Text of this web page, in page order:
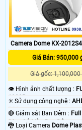
595,000 VNĐ
🆗 Camera IP KBVISION
680,000 VNĐ
Camera kbvisioncó nhiều
hợp vói nhu cầu sử dụng
An Thành Phát luôn mang
vụ tốt nhất, Tham khảo
Camera Dome KX-
Giá Bán: 950,000
Giá gốc: 1,100,000
👁 Hình ảnh chất lượng :
1080P .
✳️ Sử dụng công nghệ :
BCS.
🔴 Giám sát Ban Đêm :
20m Có Màu Ban Ðêm.
🐉️ Loại Camera Dome